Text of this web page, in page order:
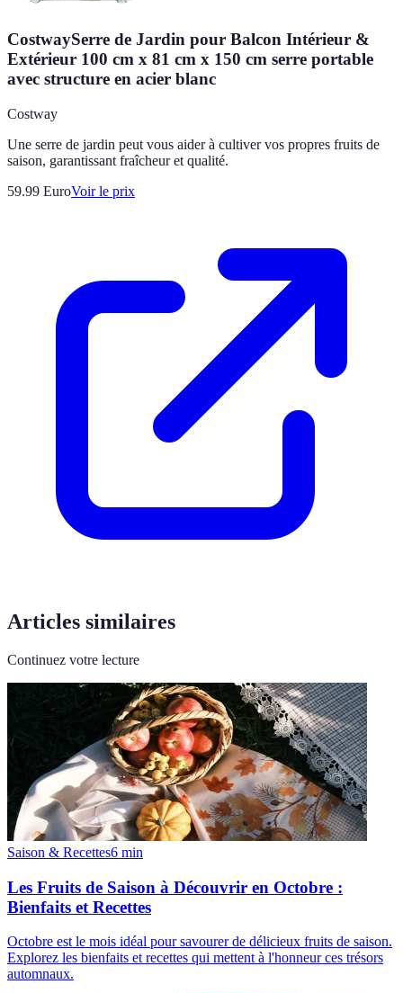
CostwaySerre de Jardin pour Balcon Intérieur &
Extérieur 100 cm x 81 cm x 150 cm serre portable
avec structure en acier blanc
Costway
Une serre de jardin peut vous aider à cultiver vos propres fruits de
saison, garantissant fraîcheur et qualité.
59.99 EuroVoir le prix
Articles similaires
Continuez votre lecture
Saison & Recettes6 min
Les Fruits de Saison à Découvrir en Octobre :
Bienfaits et Recettes
Octobre est le mois idéal pour savourer de délicieux fruits de saison.
Explorez les bienfaits et recettes qui mettent à l'honneur ces trésors
automnaux.